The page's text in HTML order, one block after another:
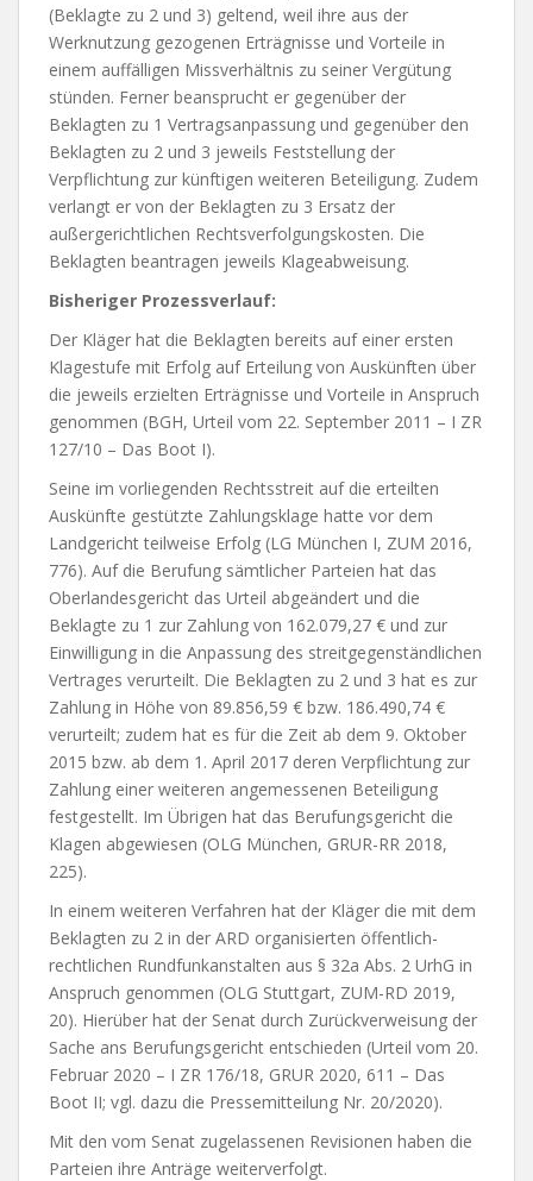
(Beklagte zu 2 und 3) geltend, weil ihre aus der
Werknutzung gezogenen Erträgnisse und Vorteile in
einem auffälligen Missverhältnis zu seiner Vergütung
stünden. Ferner beansprucht er gegenüber der
Beklagten zu 1 Vertragsanpassung und gegenüber den
Beklagten zu 2 und 3 jeweils Feststellung der
Verpflichtung zur künftigen weiteren Beteiligung. Zudem
verlangt er von der Beklagten zu 3 Ersatz der
außergerichtlichen Rechtsverfolgungskosten. Die
Beklagten beantragen jeweils Klageabweisung.
Bisheriger Prozessverlauf:
Der Kläger hat die Beklagten bereits auf einer ersten
Klagestufe mit Erfolg auf Erteilung von Auskünften über
die jeweils erzielten Erträgnisse und Vorteile in Anspruch
genommen (BGH, Urteil vom 22. September 2011 – I ZR
127/10 – Das Boot I).
Seine im vorliegenden Rechtsstreit auf die erteilten
Auskünfte gestützte Zahlungsklage hatte vor dem
Landgericht teilweise Erfolg (LG München I, ZUM 2016,
776). Auf die Berufung sämtlicher Parteien hat das
Oberlandesgericht das Urteil abgeändert und die
Beklagte zu 1 zur Zahlung von 162.079,27 € und zur
Einwilligung in die Anpassung des streitgegenständlichen
Vertrages verurteilt. Die Beklagten zu 2 und 3 hat es zur
Zahlung in Höhe von 89.856,59 € bzw. 186.490,74 €
verurteilt; zudem hat es für die Zeit ab dem 9. Oktober
2015 bzw. ab dem 1. April 2017 deren Verpflichtung zur
Zahlung einer weiteren angemessenen Beteiligung
festgestellt. Im Übrigen hat das Berufungsgericht die
Klagen abgewiesen (OLG München, GRUR-RR 2018,
225).
In einem weiteren Verfahren hat der Kläger die mit dem
Beklagten zu 2 in der ARD organisierten öffentlich-
rechtlichen Rundfunkanstalten aus § 32a Abs. 2 UrhG in
Anspruch genommen (OLG Stuttgart, ZUM-RD 2019,
20). Hierüber hat der Senat durch Zurückverweisung der
Sache ans Berufungsgericht entschieden (Urteil vom 20.
Februar 2020 – I ZR 176/18, GRUR 2020, 611 – Das
Boot II; vgl. dazu die Pressemitteilung Nr. 20/2020).
Mit den vom Senat zugelassenen Revisionen haben die
Parteien ihre Anträge weiterverfolgt.